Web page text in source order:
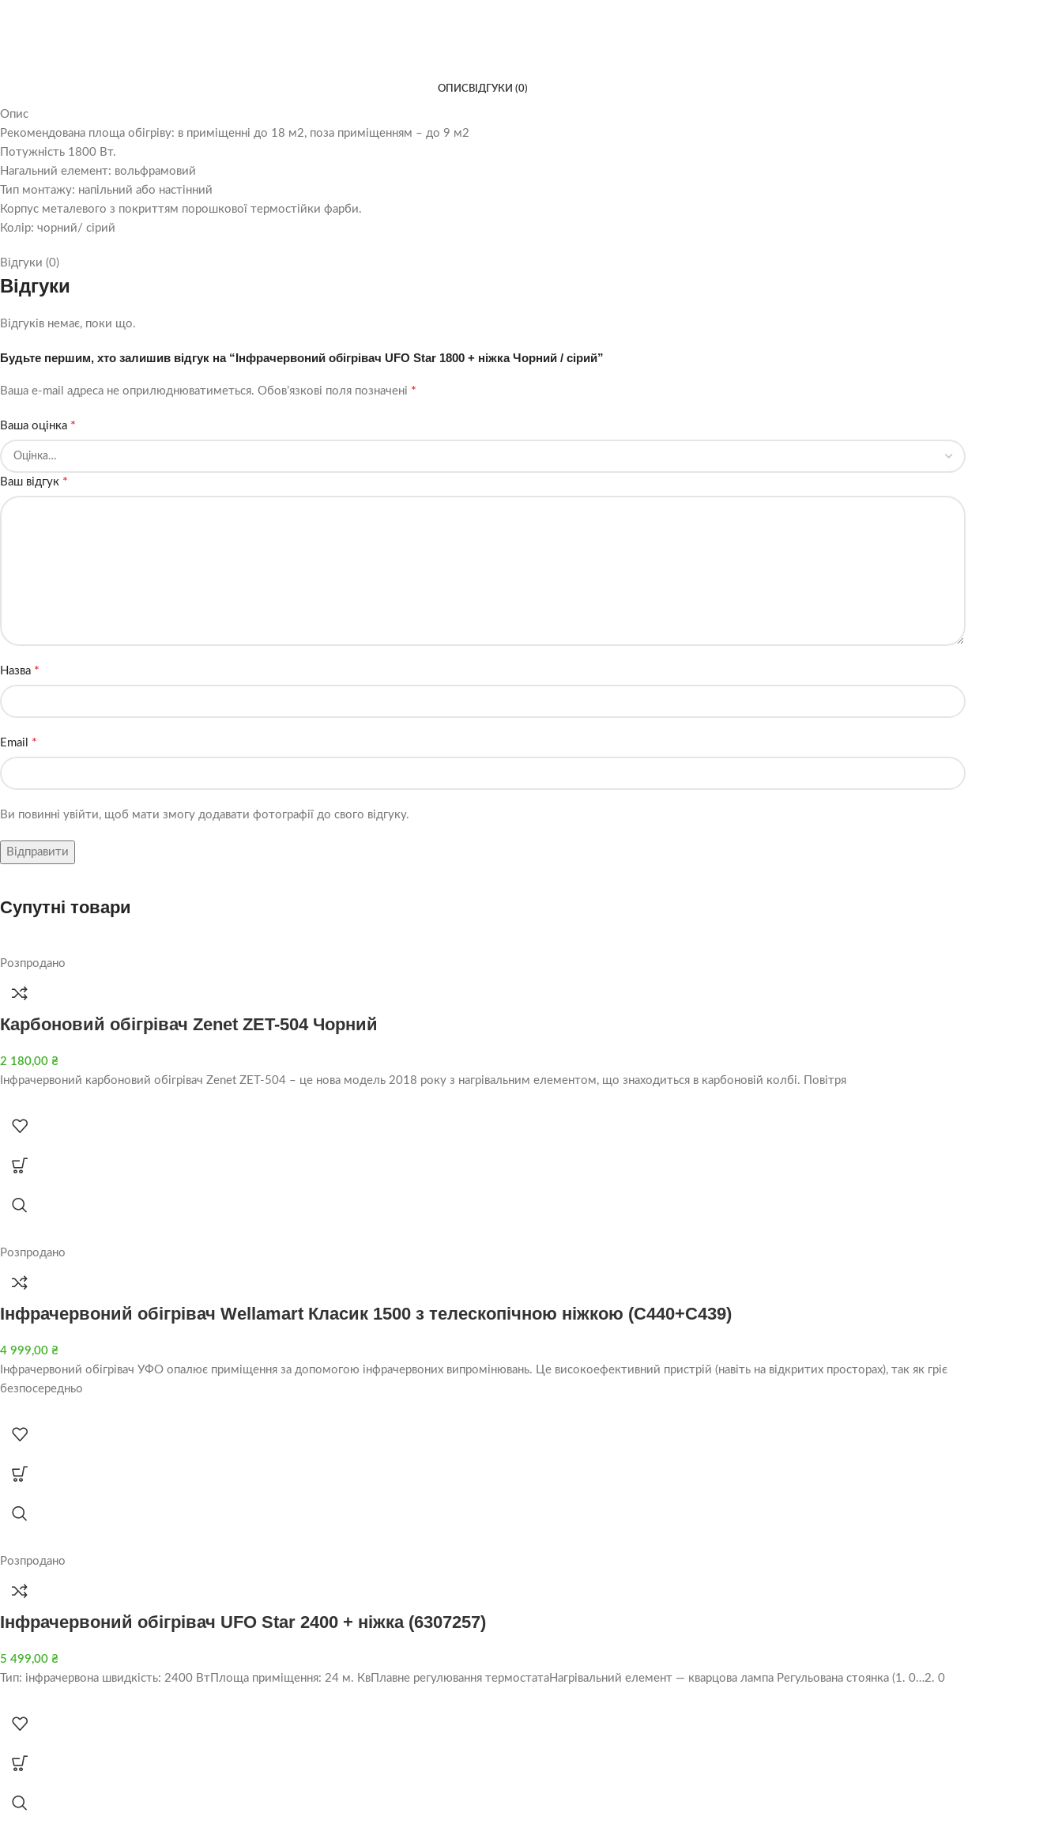
ОПИСВІДГУКИ (0)
Опис
Рекомендована площа обігріву: в приміщенні до 18 м2, поза приміщенням – до 9 м2
Потужність 1800 Вт.
Нагальний елемент: вольфрамовий
Тип монтажу: напільний або настінний
Корпус металевого з покриттям порошкової термостійки фарби.
Колір: чорний/ сірий
Відгуки (0)
Відгуки
Відгуків немає, поки що.
Будьте першим, хто залишив відгук на “Інфрачервоний обігрівач UFO Star 1800 + ніжка Чорний / сірий”
Ваша e-mail адреса не оприлюднюватиметься. Обов’язкові поля позначені *
Ваша оцінка *
Ваш відгук *
Назва *
Email *
Ви повинні увійти, щоб мати змогу додавати фотографії до свого відгуку.
Супутні товари
Розпродано
Карбоновий обігрівач Zenet ZET-504 Чорний
2 180,00 ₴
Інфрачервоний карбоновий обігрівач Zenet ZET-504 – це нова модель 2018 року з нагрівальним елементом, що знаходиться в карбоновій колбі. Повітря
Розпродано
Інфрачервоний обігрівач Wellamart Класик 1500 з телескопічною ніжкою (C440+C439)
4 999,00 ₴
Інфрачервоний обігрівач УФО опалює приміщення за допомогою інфрачервоних випромінювань. Це високоефективний пристрій (навіть на відкритих просторах), так як гріє
безпосередньо
Розпродано
Інфрачервоний обігрівач UFO Star 2400 + ніжка (6307257)
5 499,00 ₴
Тип: інфрачервона швидкість: 2400 ВтПлоща приміщення: 24 м. КвПлавне регулювання термостатаНагрівальний елемент — кварцова лампа Регульована стоянка (1. 0…2. 0